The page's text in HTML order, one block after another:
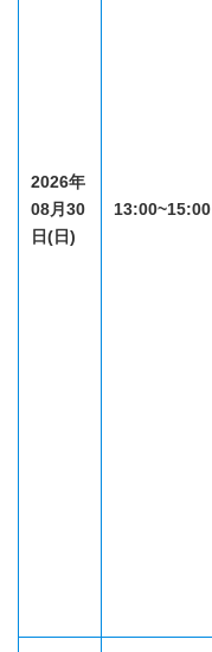
2026年
08月30
日(日)
13:00~15:00